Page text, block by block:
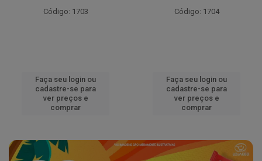
Código: 1703
Faça seu login ou
cadastre-se para
ver preços e
comprar
Código: 1704
Faça seu login ou
cadastre-se para
ver preços e
comprar